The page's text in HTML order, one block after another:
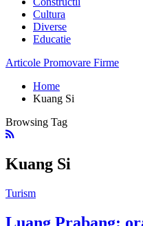
Cultura
Diverse
Educatie
Articole Promovare Firme
Home
Kuang Si
Browsing Tag
Kuang Si
Turism
Luang Prabang: